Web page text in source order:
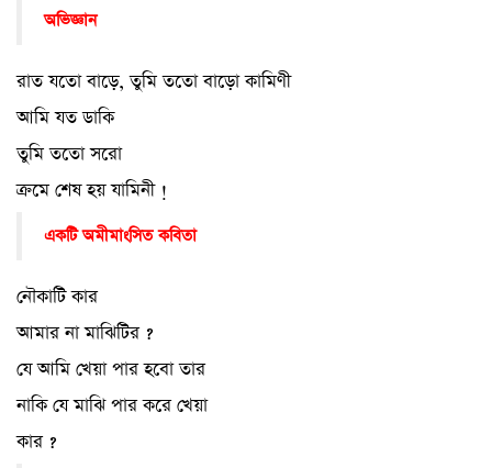
অভিজ্ঞান
রাত যতো বাড়ে, তুমি ততো বাড়ো কামিণী
আমি যত ডাকি
তুমি ততো সরো
ক্রমে শেষ হয় যামিনী !
একটি অমীমাংসিত কবিতা
নৌকাটি কার
আমার না মাঝিটির ?
যে আমি খেয়া পার হবো তার
নাকি যে মাঝি পার করে খেয়া
কার ?